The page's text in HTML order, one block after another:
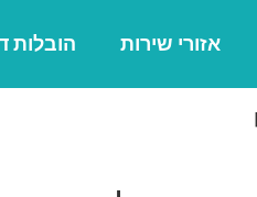
אזורי שירות הובלות